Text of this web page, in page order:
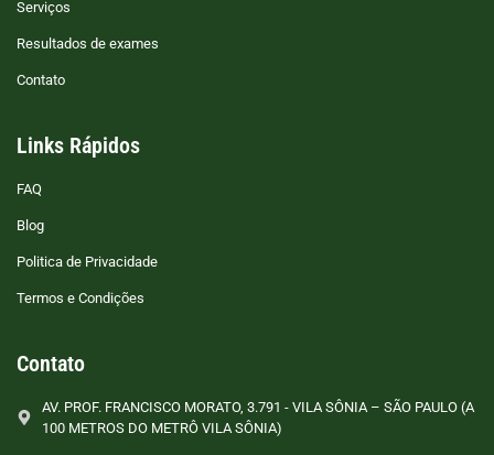
Serviços
Resultados de exames
Contato
Links Rápidos
FAQ
Blog
Politica de Privacidade
Termos e Condições
Contato
AV. PROF. FRANCISCO MORATO, 3.791 - VILA SÔNIA – SÃO PAULO (A
100 METROS DO METRÔ VILA SÔNIA)